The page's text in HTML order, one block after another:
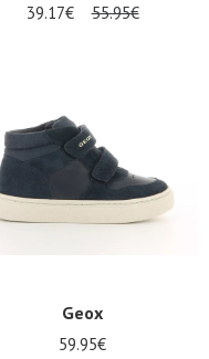
39.17€ 55.95€
Geox
59.95€